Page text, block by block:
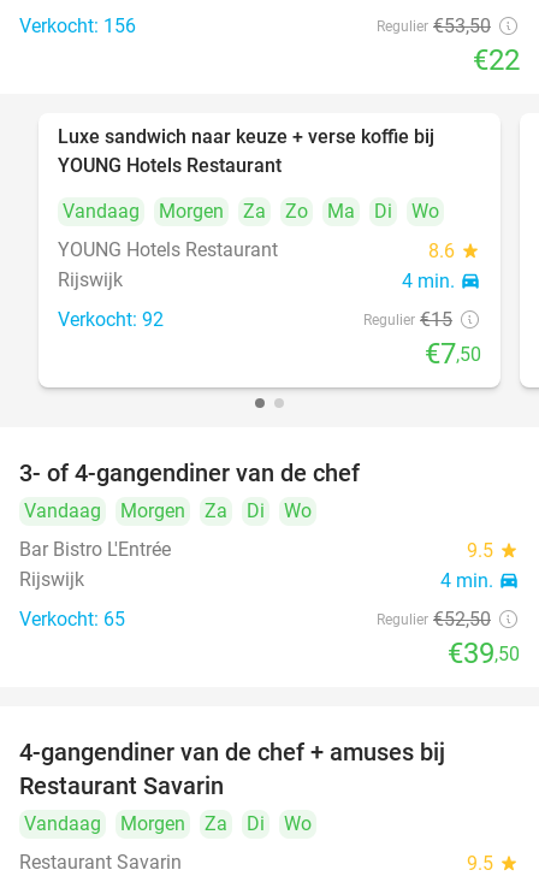
Verkocht: 156 Regulier €53,50
€22
Luxe sandwich naar keuze + verse koffie bij
YOUNG Hotels Restaurant
Vandaag
Morgen Za Zo Ma Di
Wo
YOUNG Hotels Restaurant
8.6 star
Rijswijk 4 min. directions_car
Verkocht: 92 Regulier €15
€7,50
3- of 4-gangendiner van de chef
Vandaag Morgen Za Di
Wo
Bar Bistro L'Entrée
9.5 star
Rijswijk 4 min. directions_car
Verkocht: 65 Regulier €52,50
€39,50
4-gangendiner van de chef + amuses bij
Restaurant Savarin
Vandaag Morgen Za Di
Wo
Restaurant Savarin
9.5 star